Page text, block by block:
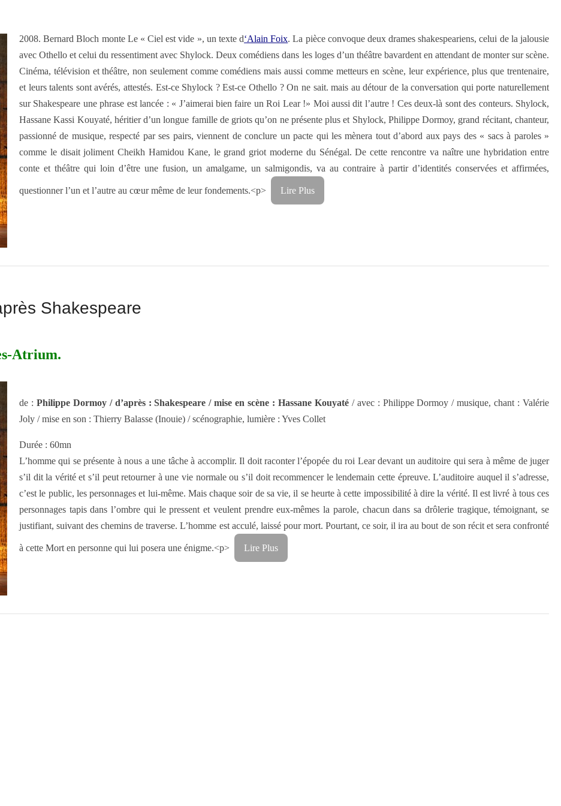
2008. Bernard Bloch monte Le « Ciel est vide », un texte d‘Alain Foix. La pièce convoque deux drames shakespeariens, celui de la jalousie
avec Othello et celui du ressentiment avec Shylock. Deux comédiens dans les loges d’un théâtre bavardent en attendant de monter sur scène.
Cinéma, télévision et théâtre, non seulement comme comédiens mais aussi comme metteurs en scène, leur expérience, plus que trentenaire,
et leurs talents sont avérés, attestés. Est-ce Shylock ? Est-ce Othello ? On ne sait. mais au détour de la conversation qui porte naturellement
sur Shakespeare une phrase est lancée : « J’aimerai bien faire un Roi Lear !» Moi aussi dit l’autre ! Ces deux-là sont des conteurs. Shylock,
Hassane Kassi Kouyaté, héritier d’un longue famille de griots qu’on ne présente plus et Shylock, Philippe Dormoy, grand récitant, chanteur,
passionné de musique, respecté par ses pairs, viennent de conclure un pacte qui les mènera tout d’abord aux pays des « sacs à paroles »
comme le disait joliment Cheikh Hamidou Kane, le grand griot moderne du Sénégal. De cette rencontre va naître une hybridation entre
conte et théâtre qui loin d’être une fusion, un amalgame, un salmigondis, va au contraire à partir d’identités conservées et affirmées,
questionner l’un et l’autre au cœur même de leur fondements.<p> Lire Plus
Shakespeare
Atrium.
de : Philippe Dormoy / d’après : Shakespeare / mise en scène : Hassane Kouyaté/ avec : Philippe Dormoy / musique, chant : Valérie
Joly / mise en son : Thierry Balasse (Inouie) / scénographie, lumière : Yves Collet
Durée : 60mn
L’homme qui se présente à nous a une tâche à accomplir. Il doit raconter l’épopée du roi Lear devant un auditoire qui sera à même de juger
s’il dit la vérité et s’il peut retourner à une vie normale ou s’il doit recommencer le lendemain cette épreuve. L’auditoire auquel il s’adresse,
c’est le public, les personnages et lui-même. Mais chaque soir de sa vie, il se heurte à cette impossibilité à dire la vérité. Il est livré à tous ces
personnages tapis dans l’ombre qui le pressent et veulent prendre eux-mêmes la parole, chacun dans sa drôlerie tragique, témoignant, se
justifiant, suivant des chemins de traverse. L’homme est acculé, laissé pour mort. Pourtant, ce soir, il ira au bout de son récit et sera confronté
à cette Mort en personne qui lui posera une énigme.<p> Lire Plus